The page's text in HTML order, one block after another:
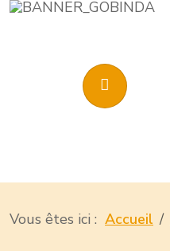
Vous êtes ici : Accueil